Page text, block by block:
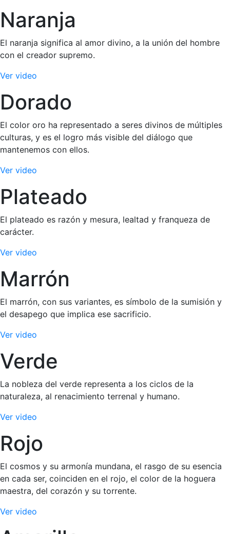
Naranja
El naranja significa al amor divino, a la unión del hombre
con el creador supremo.
Ver video
Dorado
El color oro ha representado a seres divinos de múltiples
culturas, y es el logro más visible del diálogo que
mantenemos con ellos.
Ver video
Plateado
El plateado es razón y mesura, lealtad y franqueza de
carácter.
Ver video
Marrón
El marrón, con sus variantes, es símbolo de la sumisión y
el desapego que implica ese sacrificio.
Ver video
Verde
La nobleza del verde representa a los ciclos de la
naturaleza, al renacimiento terrenal y humano.
Ver video
Rojo
El cosmos y su armonía mundana, el rasgo de su esencia
en cada ser, coinciden en el rojo, el color de la hoguera
maestra, del corazón y su torrente.
Ver video